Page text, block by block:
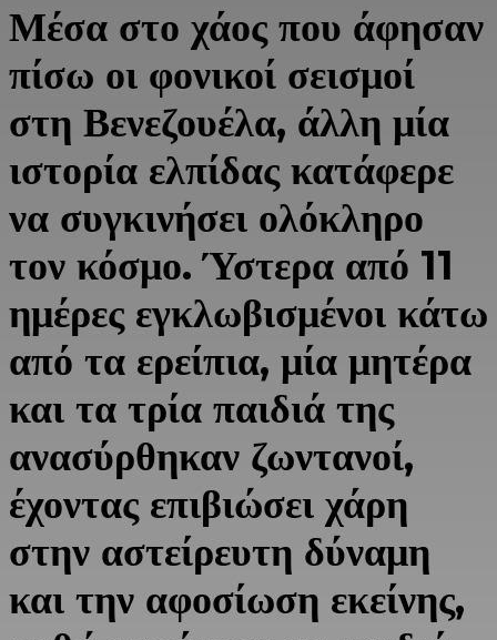
Μέσα στο χάος που άφησαν
πίσω οι φονικοί σεισμοί
στη Βενεζουέλα, άλλη μία
ιστορία ελπίδας κατάφερε
να συγκινήσει ολόκληρο
τον κόσμο. Ύστερα από 11
ημέρες εγκλωβισμένοι κάτω
από τα ερείπια, μία μητέρα
και τα τρία παιδιά της
ανασύρθηκαν ζωντανοί,
έχοντας επιβιώσει χάρη
στην αστείρευτη δύναμη
και την αφοσίωση εκείνης,